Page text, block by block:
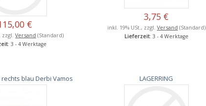
€
zzgl.Versand (Standard)
: 3 - 4 Werktage
3,75 €
inkl. 19% USt., zzgl. Versand (Standard)
Lieferzeit: 3 - 4 Werktage
blau Derbi Vamos LAGERRING